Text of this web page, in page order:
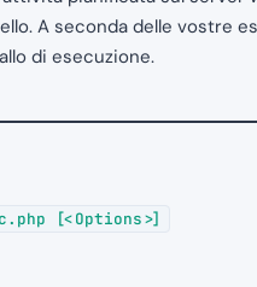
A seconda delle vostre
di esecuzione.
[<Options>]